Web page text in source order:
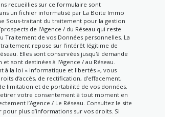
recueillies sur ce formulaire sont
un fichier informatisé par La Boite Immo
Sous-traitant du traitement pour la gestion
de l'Agence / du Réseau qui reste
Traitement de vos Données personnelles. La
traitement repose sur l'intérêt légitime de
Elles sont conservées jusqu'à demande
et sont destinées à l'Agence / au Réseau.
à la loi « informatique et libertés », vous
d’accès, de rectification, d’effacement,
limitation et de portabilité de vos données.
votre consentement à tout moment en
l’Agence / Le Réseau. Consultez le site
pour plus d’informations sur vos droits. Si